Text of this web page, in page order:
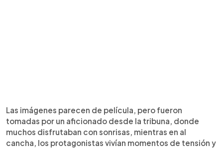
Las imágenes parecen de película, pero fueron
tomadas por un aficionado desde la tribuna, donde
muchos disfrutaban con sonrisas, mientras en al
cancha, los protagonistas vivían momentos de tensión y